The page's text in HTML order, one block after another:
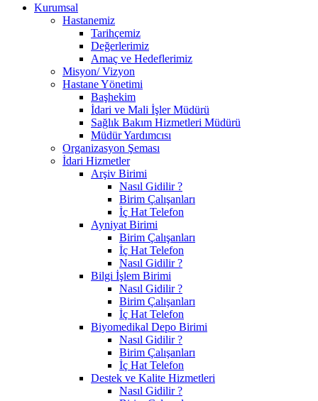
Kurumsal
Hastanemiz
Tarihçemiz
Değerlerimiz
Amaç ve Hedeflerimiz
Misyon/ Vizyon
Hastane Yönetimi
Başhekim
İdari ve Mali İşler Müdürü
Sağlık Bakım Hizmetleri Müdürü
Müdür Yardımcısı
Organizasyon Şeması
İdari Hizmetler
Arşiv Birimi
Nasıl Gidilir ?
Birim Çalışanları
İç Hat Telefon
Ayniyat Birimi
Birim Çalışanları
İç Hat Telefon
Nasıl Gidilir ?
Bilgi İşlem Birimi
Nasıl Gidilir ?
Birim Çalışanları
İç Hat Telefon
Biyomedikal Depo Birimi
Nasıl Gidilir ?
Birim Çalışanları
İç Hat Telefon
Destek ve Kalite Hizmetleri
Nasıl Gidilir ?